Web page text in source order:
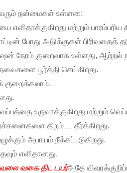
நன்மைகள் உள்ளன:
மற்றும்
போது அடுக்குகள் பிரிவதைத்
நேரம் குறைவாக உள்ளது, ஆற்றல்
பூர்த்தி செய்கிறது.
குறைக்கலாம்.
உருவாக்குகிறது மற்றும்
திறம்பட தீர்க்கிறது.
அபாயம் நீக்கப்படுகிறது.
எளிதானது.
வலை வகை திட டயர்அதே